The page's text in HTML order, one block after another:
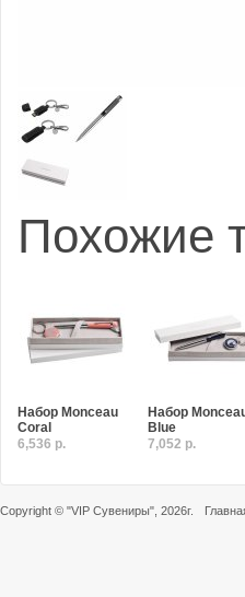
Похожие
Набор Monceau
Coral
6,536 р.
Набор
Blue
7,052 р.
Copyright © "VIP Сувениры" , 2026г.